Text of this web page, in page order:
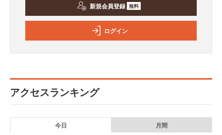
新規会員登録 無料
ログイン
アクセスランキング
今日 月間